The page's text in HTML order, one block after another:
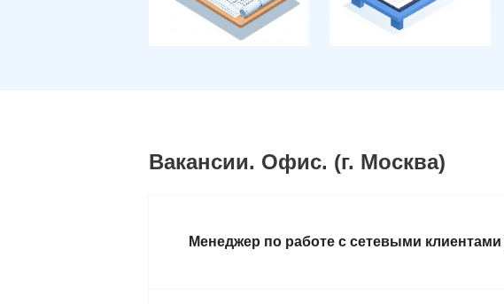
Вакансии. Офис. (г. Москва)
Менеджер по работе с сетевыми клиентами